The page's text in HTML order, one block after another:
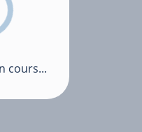
cours...